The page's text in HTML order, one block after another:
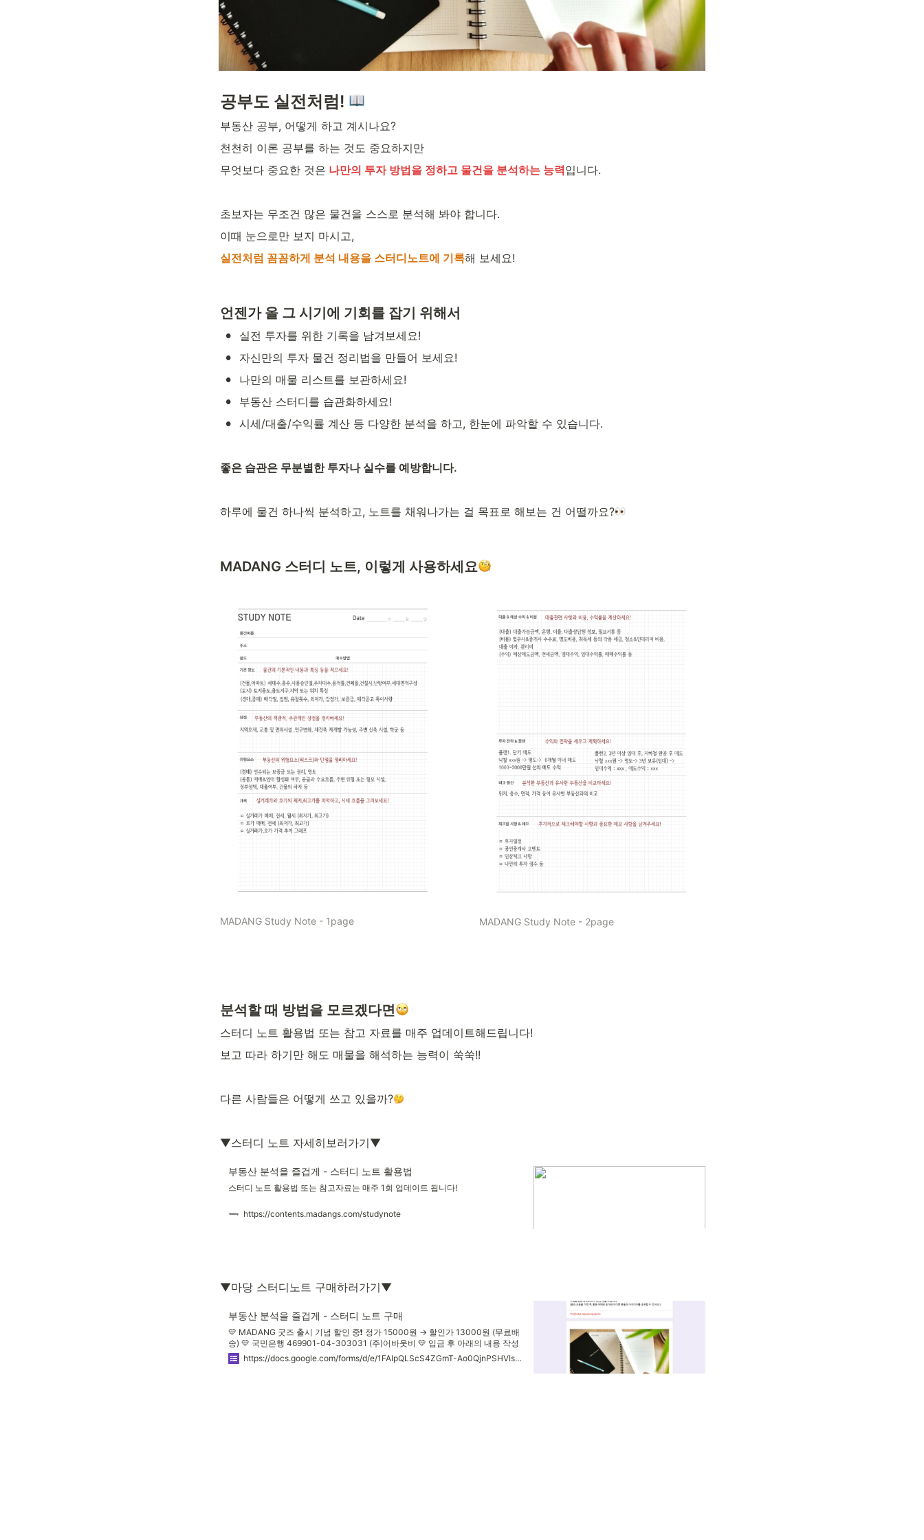
공부도 실전처럼!
부동산 공부, 어떻게 하고 계시나요?
천천히 이론 공부를 하는 것도 중요하지만
무엇보다 중요한 것은 나만의 투자 방법을 정하고 물건을 분석하는 능력입니다.
초보자는 무조건 많은 물건을 스스로 분석해 봐야 합니다.
이때 눈으로만 보지 마시고,
실전처럼 꼼꼼하게 분석 내용을 스터디노트에 기록해 보세요!
언젠가 올 그 시기에 기회를 잡기 위해서
• 실전 투자를 위한 기록을 남겨보세요!
• 자신만의 투자 물건 정리법을 만들어 보세요!
• 나만의 매물 리스트를 보관하세요!
• 부동산 스터디를 습관화하세요!
• 시세/대출/수익률 계산 등 다양한 분석을 하고, 한눈에 파악할 수 있습니다.
좋은 습관은 무분별한 투자나 실수를 예방합니다.
하루에 물건 하나씩 분석하고, 노트를 채워나가는 걸 목표로 해보는 건 어떨까요?
MADANG 스터디 노트, 이렇게 사용하세요
MADANG Study Note - 1page MADANG Study Note - 2page
분석할 때 방법을 모르겠다면
스터디 노트 활용법 또는 참고 자료를 매주 업데이트해드립니다!
보고 따라 하기만 해도 매물을 해석하는 능력이 쑥쑥!!
다른 사람들은 어떻게 쓰고 있을까?
▼스터디 노트 자세히보러가기▼
부동산 분석을 즐겁게 - 스터디 노트 활용법
스터디 노트 활용법 또는 참고자료는 매주 1회 업데이트 됩니다!
https://contents.madangs.com/studynote
▼마당 스터디노트 구매하러가기▼
부동산 분석을 즐겁게 - 스터디 노트 구매
💛 MADANG 굿즈 출시 기념 할인 중❗ 정가 15000원 → 할인가 13000원 (무료배
송) 💛 국민은행 469901-04-303031 (주)어바웃비 💛 입금 후 아래의 내용 작성
부탁드립니다! 💥 스터디노트 EVENT 작성하신 스터디 노트를 사진으로 찍어서
aboutb@aboutb.co.kr 로 보내주세요! 추첨을 통해 네이버페이 1만원 권을 드립니
https://docs.google.com/forms/d/e/1FAIpQLScS4ZGmT-Ao0QjnPSHVIsODzfi3NYG-ZMDpY3QFYAf__T4N0A/viewform